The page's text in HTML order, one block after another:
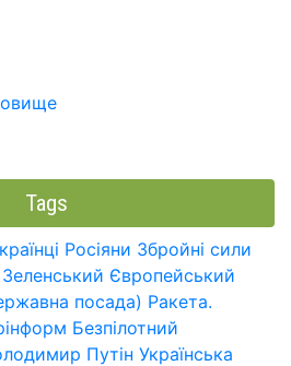
Tags
Росіяни Збройні сили
Європейський
посада) Ракета.
Безпілотний
Путін Українська